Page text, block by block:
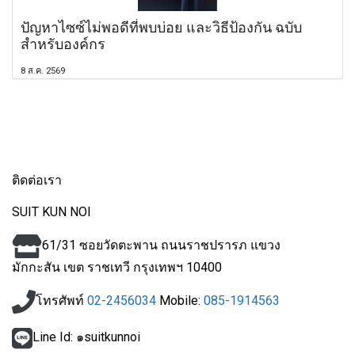
ปัญหาไซซ์ไม่พอดีที่พบบ่อย และวิธีป้องกัน ฉบับ
สำหรับองค์กร
8 ส.ค. 2569
ติดต่อเรา
SUIT KUN NOI
61/31 ซอยวัดตะพาน ถนนราชปรารภ แขวง
มักกะสัน เขต ราชเทวี กรุงเทพฯ 10400
โทรศัพท์ 02-2456034 Mobile: 085-1914563
Line Id: ๑suitkunnoi